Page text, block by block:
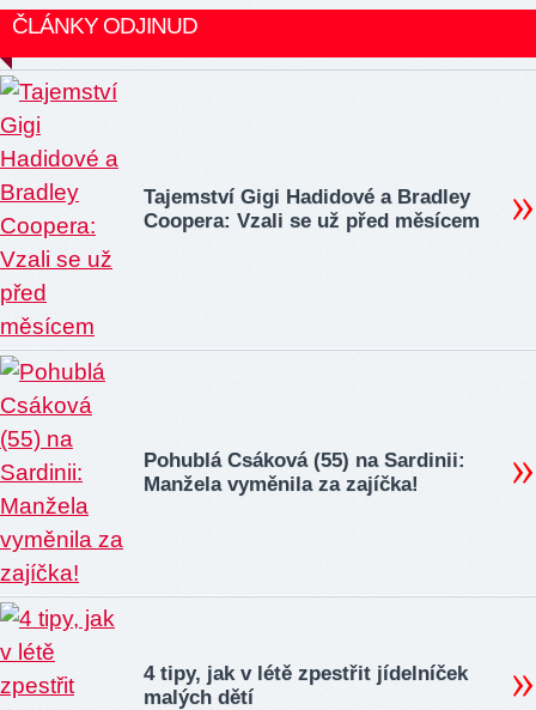
ČLÁNKY ODJINUD
Tajemství Gigi Hadidové a Bradley
Coopera: Vzali se už před měsícem
Pohublá Csáková (55) na Sardinii:
Manžela vyměnila za zajíčka!
4 tipy, jak v létě zpestřit jídelníček
malých dětí